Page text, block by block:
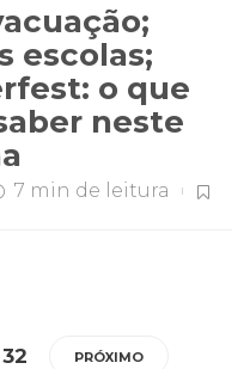
escolas;
o que
neste
7 min de leitura
32 PRÓXIMO